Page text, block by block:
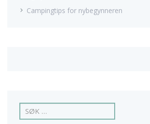
Campingtips for nybegynneren
L